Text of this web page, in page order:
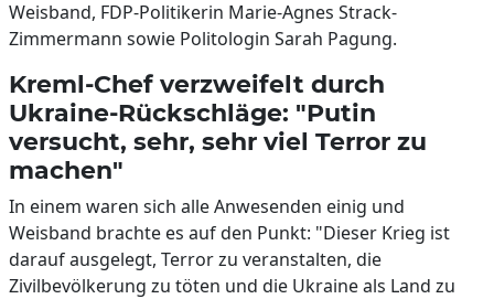
Weisband, FDP-Politikerin Marie-Agnes Strack-
Zimmermann sowie Politologin Sarah Pagung.
Kreml-Chef verzweifelt durch
Ukraine-Rückschläge: "Putin
versucht, sehr, sehr viel Terror zu
machen"
In einem waren sich alle Anwesenden einig und
Weisband brachte es auf den Punkt: "Dieser Krieg ist
darauf ausgelegt, Terror zu veranstalten, die
Zivilbevölkerung zu töten und die Ukraine als Land zu